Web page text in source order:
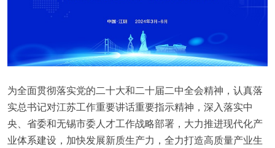
为全面贯彻落实党的二十大和二十届二中全会精神，认真落
实总书记对江苏工作重要讲话重要指示精神，深入落实中
央、省委和无锡市委人才工作战略部署，大力推进现代化产
业体系建设，加快发展新质生产力，全力打造高质量产业生